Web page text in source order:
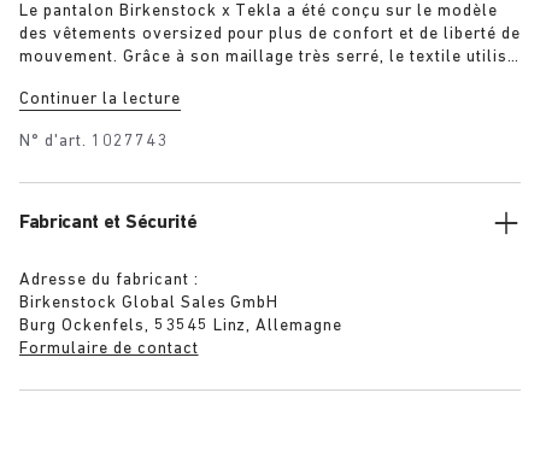
Le pantalon Birkenstock x Tekla a été conçu sur le modèle
des vêtements oversized pour plus de confort et de liberté de
mouvement. Grâce à son maillage très serré, le textile utilisé
doux. Constitué de fils très longs, le tissu ne peluche pas et
pendant des années.
Continuer la lecture
N° d'art. 1027743
Fabricant et Sécurité
Adresse du fabricant :
Birkenstock Global Sales GmbH
Burg Ockenfels, 53545 Linz, Allemagne
Formulaire de contact